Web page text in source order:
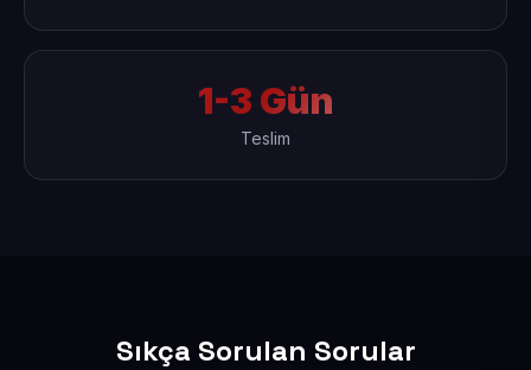
1-3 Gün
Teslim
Sıkça Sorulan Sorular